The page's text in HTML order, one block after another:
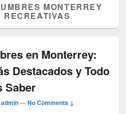
MONTERREY
en Monterrey:
Destacados y Todo
Saber
admin—No Comments ↓